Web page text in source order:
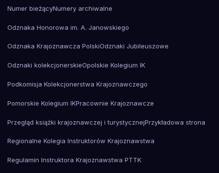
Numer bieżącyNumery archiwalne
Odznaka Honorowa im. A. Janowskiego
Odznaka Krajoznawcza PolskiOdznaki Jubileuszowe
Odznaki kolekcjonerskieOpolskie Kolegium IK
Podkomisja Kolekcjonerstwa Krajoznawczego
Pomorskie Kolegium IKPracownie Krajoznawcze
Przegląd książki krajoznawczej i turystycznejPrzykładowa strona
Regionalne Kolegia Instruktorów Krajoznawstwa
Regulamin Instruktora Krajoznawstwa PTTK